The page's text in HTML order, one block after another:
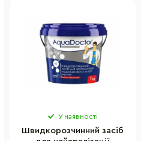
У наявності
Швидкорозчинний засіб